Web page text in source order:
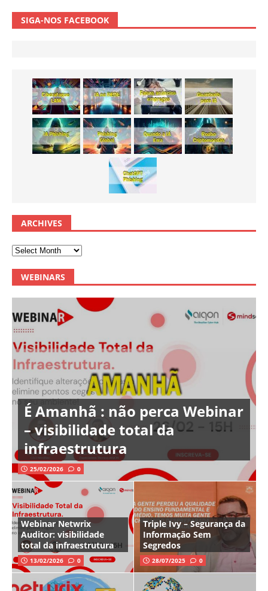
SIGA-NOS FACEBOOK
ARCHIVES
WEBINARS
É Amanhã : não perca Webinar
– visibilidade total da
infraestrutura
25/02/2026 0
Webinar Netwrix
Auditor: visibilidade
total da infraestrutura
13/02/2026 0
Triple Ivy – Segurança da
Informação Sem
Segredos
28/07/2025 0